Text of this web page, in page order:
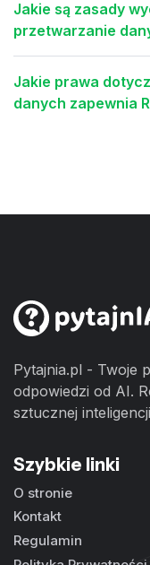
Jakie są zasady
przetwarzanie
Jakie prawa
danych zapewnia
Pytajnia.pl - Twoje
odpowiedzi od AI.
sztucznej
Szybkie linki
O stronie
Kontakt
Regulamin